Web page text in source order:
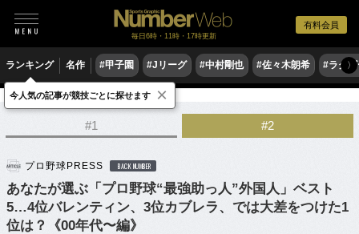
有料会員
毎日6時・11時・17時更新
ランキング 名作 #甲子園 #Jリーグ #中村剛也 #佐々木朗希 #ラグ〉
野球 プロ野球
#1 #2
プロ野球PRESS BACK NUMBER
あなたが選ぶ「プロ野球“最強助っ人”外国人」ベスト
5…4位バレンティン、3位カブレラ、では大差をつけた1
位は？《00年代〜編》
今人気の記事が競技ごとに探せます ×